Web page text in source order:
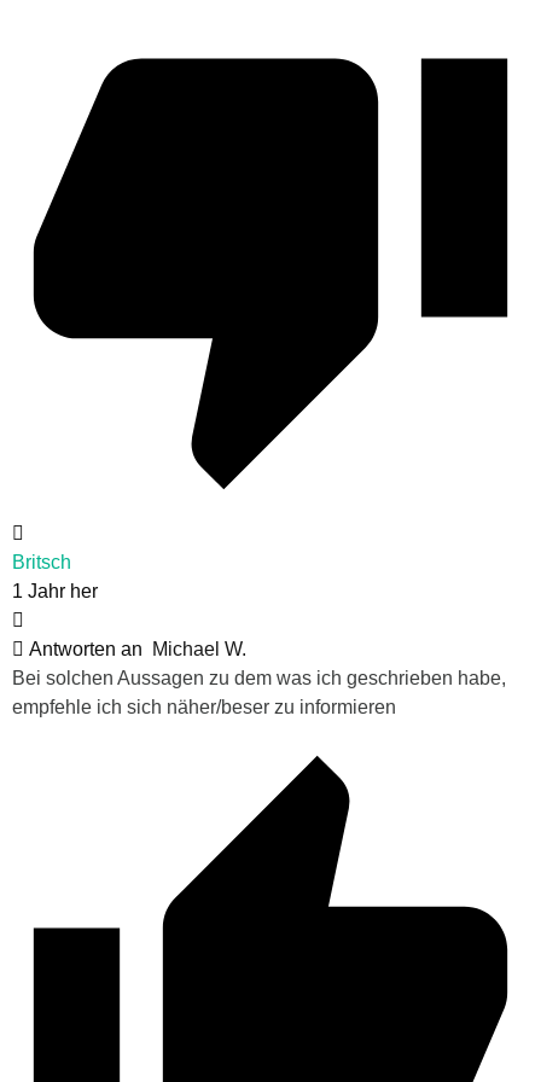
Britsch
1 Jahr her
Antworten an
Michael W.
Bei solchen Aussagen zu dem was ich geschrieben habe,
empfehle ich sich näher/beser zu informieren